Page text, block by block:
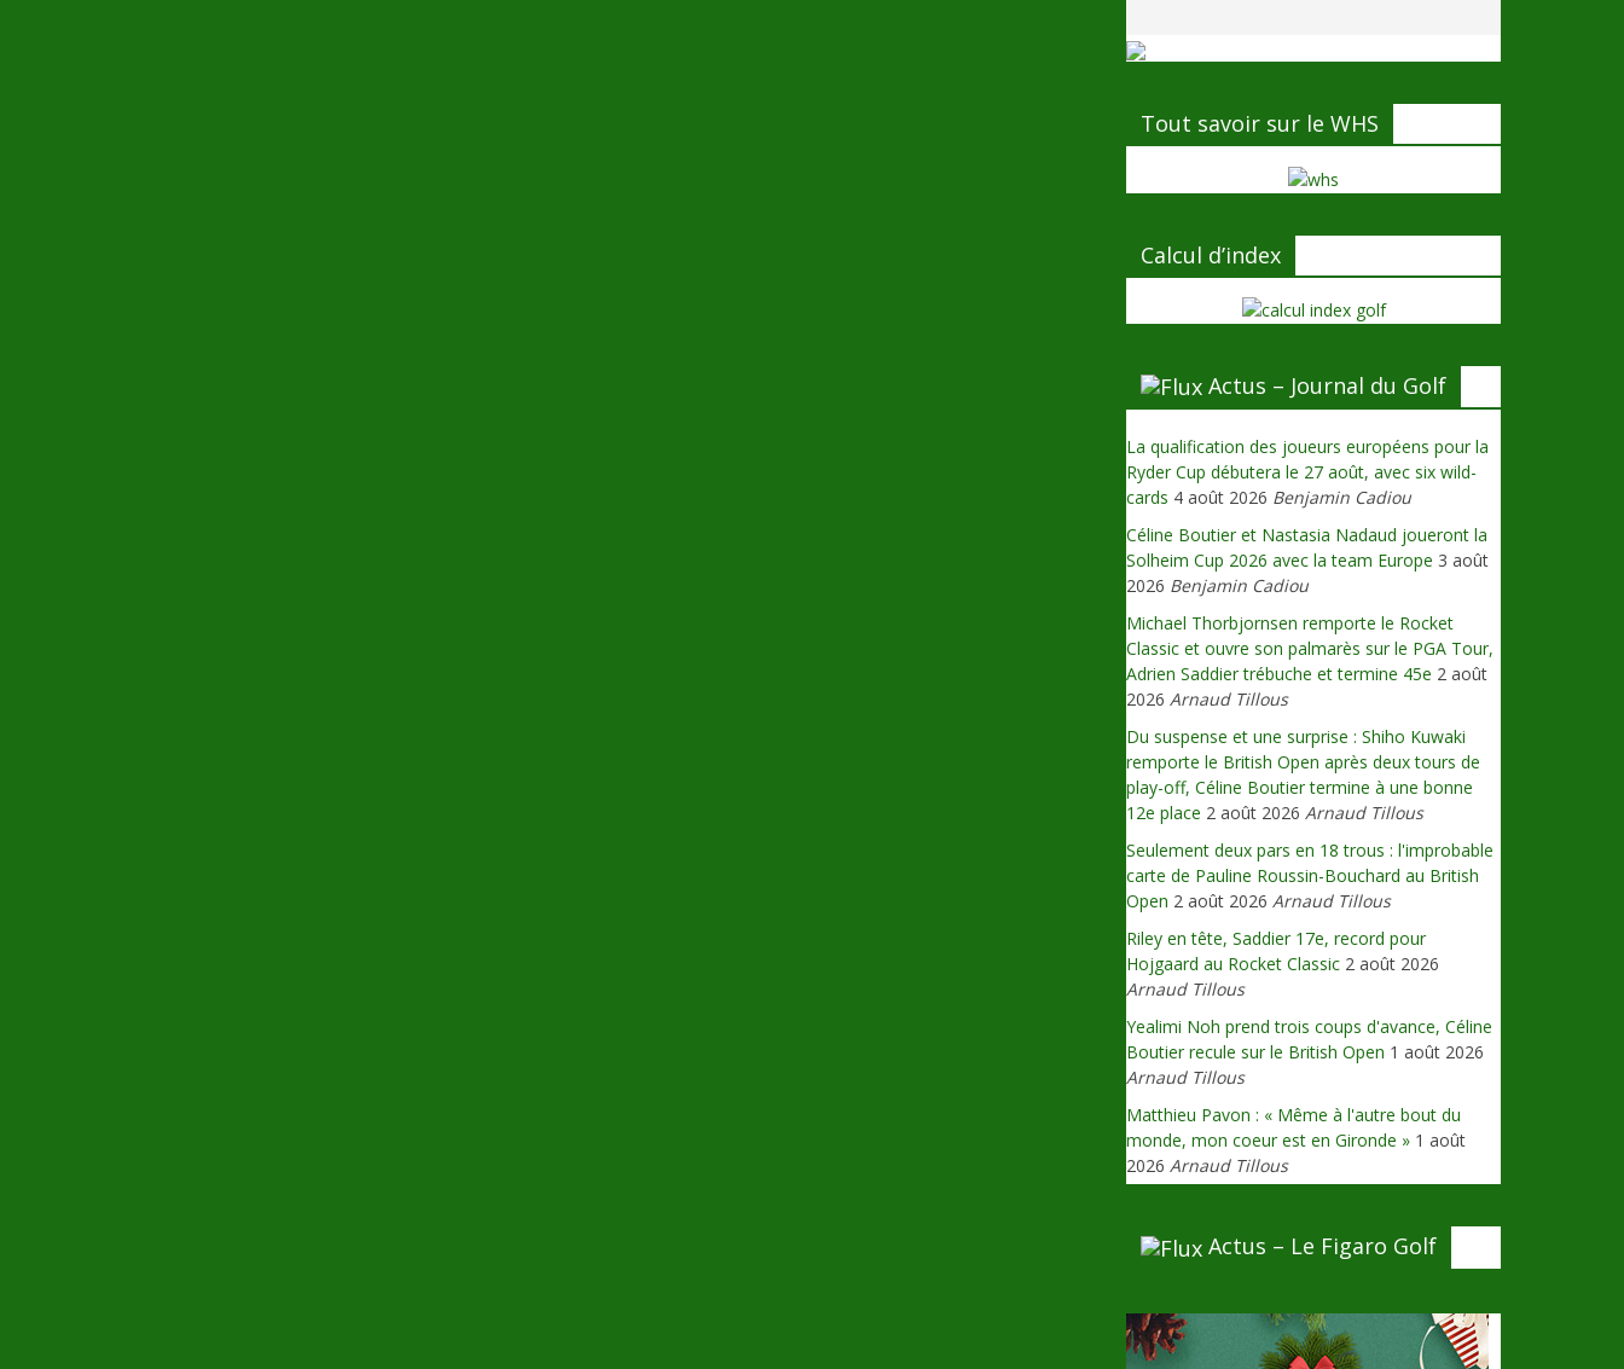
Tout savoir sur le WHS
Calcul d’index
Actus – Journal du Golf
La qualification des joueurs européens pour la
Ryder Cup débutera le 27 août, avec six wild-
cards 4 août 2026 Benjamin Cadiou
Céline Boutier et Nastasia Nadaud joueront la
Solheim Cup 2026 avec la team Europe 3 août
2026 Benjamin Cadiou
Michael Thorbjornsen remporte le Rocket
Classic et ouvre son palmarès sur le PGA Tour,
Adrien Saddier trébuche et termine 45e 2 août
2026 Arnaud Tillous
Du suspense et une surprise : Shiho Kuwaki
remporte le British Open après deux tours de
play-off, Céline Boutier termine à une bonne
12e place 2 août 2026 Arnaud Tillous
Seulement deux pars en 18 trous : l'improbable
carte de Pauline Roussin-Bouchard au British
Open 2 août 2026 Arnaud Tillous
Riley en tête, Saddier 17e, record pour
Hojgaard au Rocket Classic 2 août 2026
Arnaud Tillous
Yealimi Noh prend trois coups d'avance, Céline
Boutier recule sur le British Open 1 août 2026
Arnaud Tillous
Matthieu Pavon : « Même à l'autre bout du
monde, mon coeur est en Gironde » 1 août
2026 Arnaud Tillous
Actus – Le Figaro Golf